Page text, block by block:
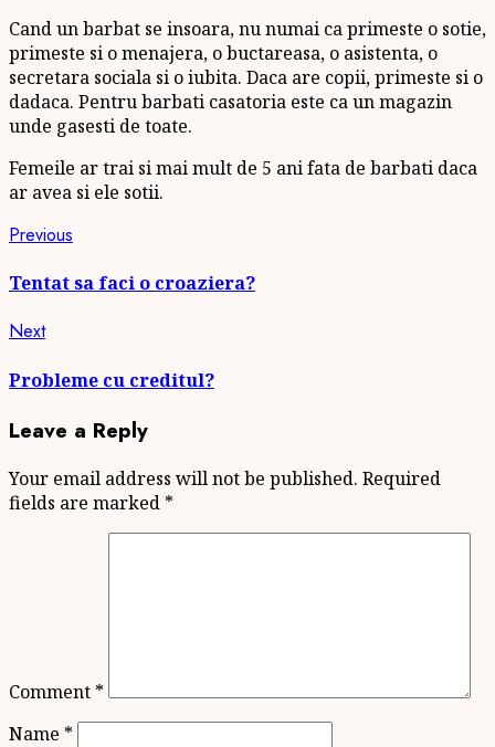
Cand un barbat se insoara, nu numai ca primeste o sotie,
primeste si o menajera, o buctareasa, o asistenta, o
secretara sociala si o iubita. Daca are copii, primeste si o
dadaca. Pentru barbati casatoria este ca un magazin
unde gasesti de toate.
Femeile ar trai si mai mult de 5 ani fata de barbati daca
ar avea si ele sotii.
Continue
Reading
Previous
Tentat sa faci o croaziera?
NextNext
Probleme cu creditul?
Leave a Reply
Your email address will not be published. Required
fields are marked *
Comment *
Name *